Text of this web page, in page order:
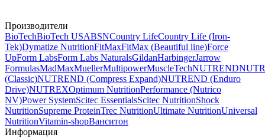
Производители
BioTechBioTech USABSNCountry LifeCountry Life (Iron-
Tek)Dymatize NutritionFitMaxFitMax (Beautiful line)Force
UpForm LabsForm Labs NaturalsGildanHarbingerJarrow
FormulasMadMaxMuellerMultipowerMuscleTechNUTREND
(Classic)NUTREND (Compress Expand)NUTREND (Enduro
Drive)NUTREXOptimum NutritionPerformance (Nutrico
NV)Power SystemScitec EssentialsScitec NutritionShock
NutritionSupreme ProteinTrec NutritionUltimate NutritionUniversal
NutritionVitamin-shopВанситон
Информация